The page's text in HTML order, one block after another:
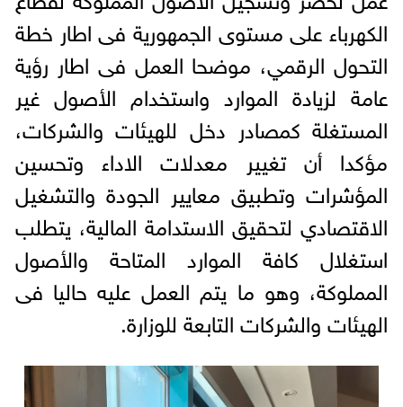
الكهرباء على مستوى الجمهورية فى اطار خطة
التحول الرقمي، موضحا العمل فى اطار رؤية
عامة لزيادة الموارد واستخدام الأصول غير
المستغلة كمصادر دخل للهيئات والشركات،
مؤكدا أن تغيير معدلات الاداء وتحسين
المؤشرات وتطبيق معايير الجودة والتشغيل
الاقتصادي لتحقيق الاستدامة المالية، يتطلب
استغلال كافة الموارد المتاحة والأصول
المملوكة، وهو ما يتم العمل عليه حاليا فى
الهيئات والشركات التابعة للوزارة.